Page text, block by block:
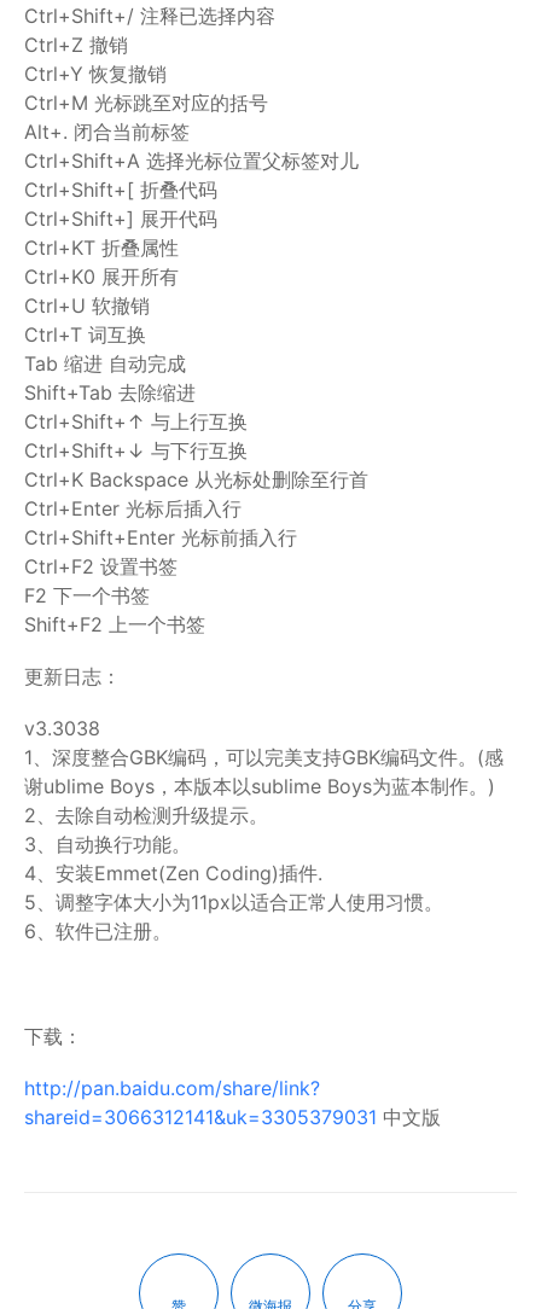
Ctrl+Shift+/ 注释已选择内容
Ctrl+Z 撤销
Ctrl+Y 恢复撤销
Ctrl+M 光标跳至对应的括号
Alt+. 闭合当前标签
Ctrl+Shift+A 选择光标位置父标签对儿
Ctrl+Shift+[ 折叠代码
Ctrl+Shift+] 展开代码
Ctrl+KT 折叠属性
Ctrl+K0 展开所有
Ctrl+U 软撤销
Ctrl+T 词互换
Tab 缩进 自动完成
Shift+Tab 去除缩进
Ctrl+Shift+↑ 与上行互换
Ctrl+Shift+↓ 与下行互换
Ctrl+K Backspace 从光标处删除至行首
Ctrl+Enter 光标后插入行
Ctrl+Shift+Enter 光标前插入行
Ctrl+F2 设置书签
F2 下一个书签
Shift+F2 上一个书签
更新日志：
v3.3038
1、深度整合GBK编码，可以完美支持GBK编码文件。(感
谢ublime Boys，本版本以sublime Boys为蓝本制作。)
2、去除自动检测升级提示。
3、自动换行功能。
4、安装Emmet(Zen Coding)插件.
5、调整字体大小为11px以适合正常人使用习惯。
6、软件已注册。
下载：
http://pan.baidu.com/share/link?
shareid=3066312141&uk=3305379031 中文版